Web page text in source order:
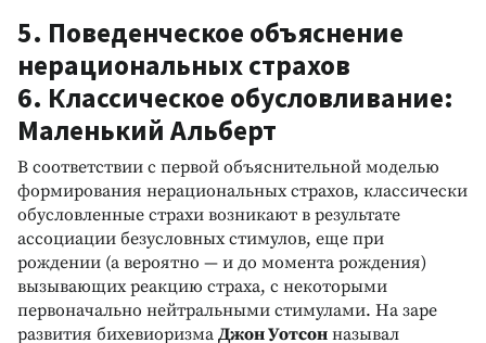
5. Поведенческое объяснение
нерациональных страхов
6. Классическое обусловливание:
Маленький Альберт
В соответствии с первой объяснительной моделью
формирования нерациональных страхов, классически
обусловленные страхи возникают в результате
ассоциации безусловных стимулов, еще при
рождении (а вероятно — и до момента рождения)
вызывающих реакцию страха, с некоторыми
первоначально нейтральными стимулами. На заре
развития бихевиоризма Джон Уотсон называл